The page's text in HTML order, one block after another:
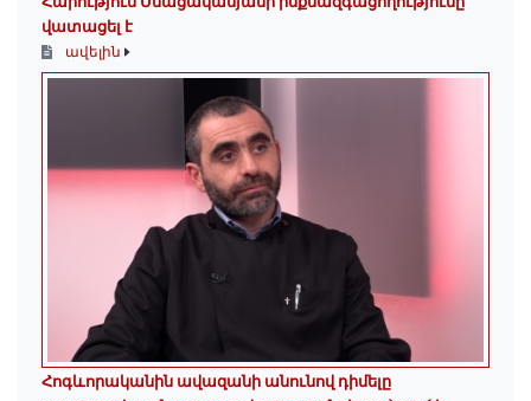
վատացել է
ավելին
Հոգևորականին ավազանի անունով դիմելը